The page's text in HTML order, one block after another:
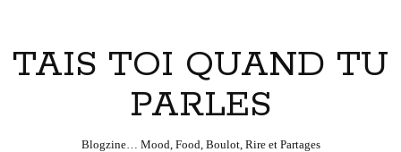
TAIS TOI QUAND TU
PARLES
Blogzine… Mood, Food, Boulot, Rire et Partages